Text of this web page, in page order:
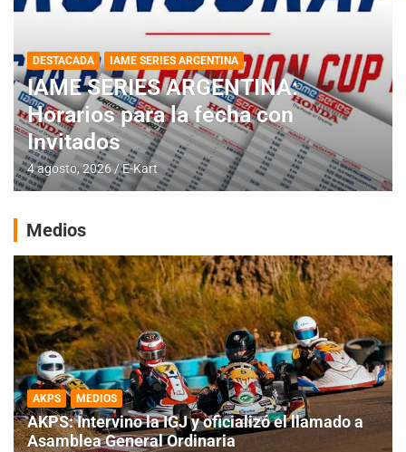
DESTACADA IAME SERIES ARGENTINA
IAME SERIES ARGENTINA:
Horarios para la fecha con
Invitados
4 agosto, 2026 E-Kart
Medios
AKPS MEDIOS
AKPS: Intervino la IGJ y oficializó el llamado a
Asamblea General Ordinaria